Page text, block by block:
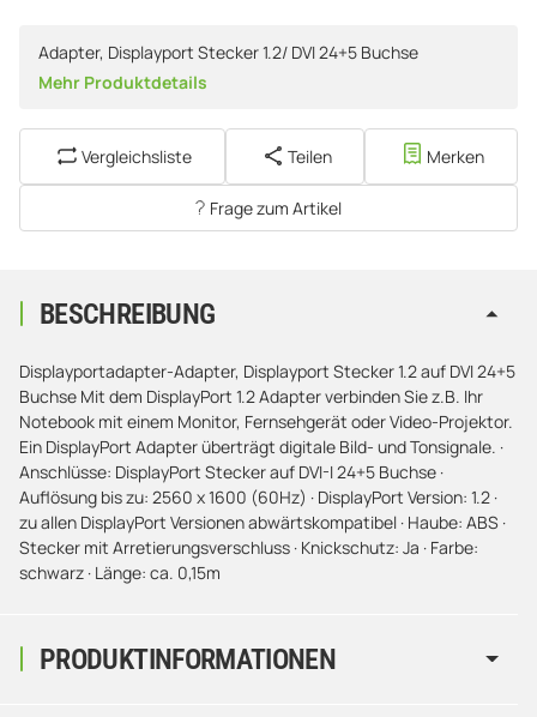
Adapter, Displayport Stecker 1.2/ DVI 24+5 Buchse
Mehr Produktdetails
Vergleichsliste Teilen Merken
Frage zum Artikel
PRODUKTINFORMATIONEN
BESCHREIBUNG
Displayportadapter-Adapter, Displayport Stecker 1.2 auf DVI 24+5
Buchse Mit dem DisplayPort 1.2 Adapter verbinden Sie z.B. Ihr
Notebook mit einem Monitor, Fernsehgerät oder Video-Projektor.
Ein DisplayPort Adapter überträgt digitale Bild- und Tonsignale. ·
Anschlüsse: DisplayPort Stecker auf DVI-I 24+5 Buchse ·
Auflösung bis zu: 2560 x 1600 (60Hz) · DisplayPort Version: 1.2 ·
zu allen DisplayPort Versionen abwärtskompatibel · Haube: ABS ·
Stecker mit Arretierungsverschluss · Knickschutz: Ja · Farbe:
schwarz · Länge: ca. 0,15m